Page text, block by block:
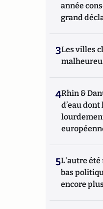
année
grand
3Les villes
4Rhin &
d’eau
5L'autre été
bas
encore